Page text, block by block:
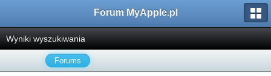
Forum MyApple.pl
Wyniki wyszukiwania
Forums